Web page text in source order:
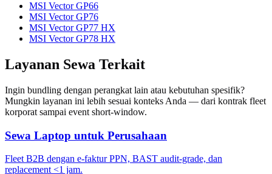
MSI Vector GP66
MSI Vector GP76
MSI Vector GP77 HX
MSI Vector GP78 HX
Layanan Sewa Terkait
Ingin bundling dengan perangkat lain atau kebutuhan spesifik?
Mungkin layanan ini lebih sesuai konteks Anda — dari kontrak fleet
korporat sampai event short-window.
Sewa Laptop untuk Perusahaan
Fleet B2B dengan e-faktur PPN, BAST audit-grade, dan
replacement <1 jam.